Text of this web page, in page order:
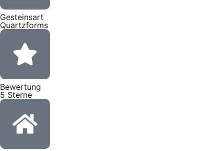
Gesteinsart
Quartzforms
Bewertung
5 Sterne